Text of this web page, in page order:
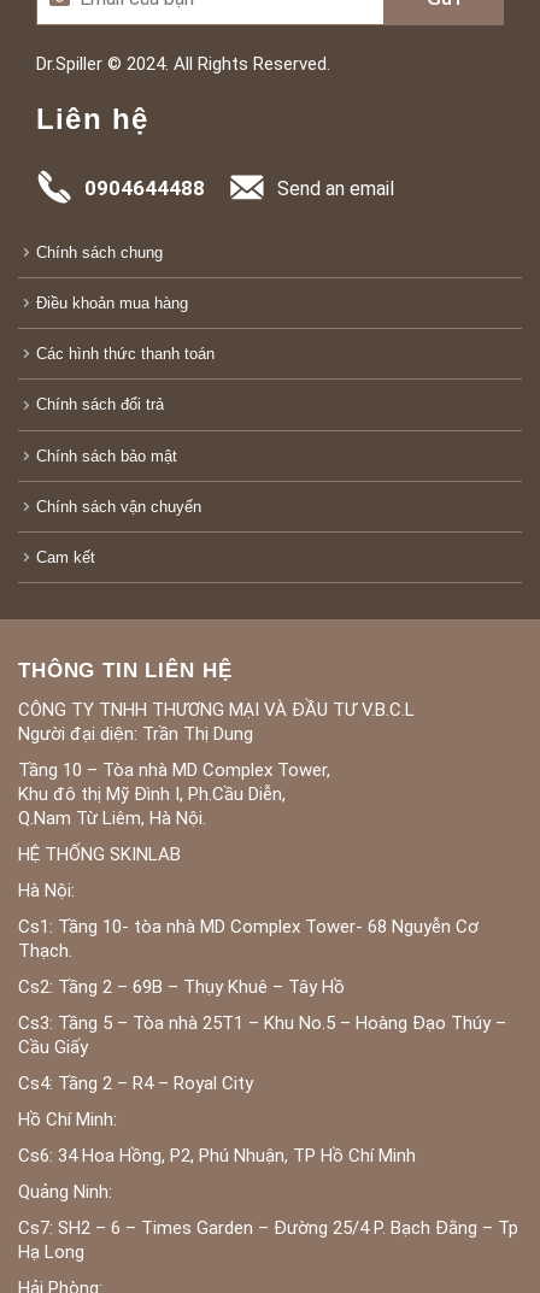
Dr.Spiller © 2024. All Rights Reserved.
Liên hệ
0904644488 Send an email
Chính sách chung
Điều khoản mua hàng
Các hình thức thanh toán
Chính sách đổi trả
Chính sách bảo mật
Chính sách vận chuyển
Cam kết
THÔNG TIN LIÊN HỆ
CÔNG TY TNHH THƯƠNG MẠI VÀ ĐẦU TƯ V.B.C.L
Người đại diện: Trần Thị Dung
Tầng 10 – Tòa nhà MD Complex Tower,
Khu đô thị Mỹ Đình I, Ph.Cầu Diễn,
Q.Nam Từ Liêm, Hà Nội.
HỆ THỐNG SKINLAB
Hà Nội:
Cs1: Tầng 10- tòa nhà MD Complex Tower- 68 Nguyễn Cơ
Thạch.
Cs2: Tầng 2 – 69B – Thụy Khuê – Tây Hồ
Cs3: Tầng 5 – Tòa nhà 25T1 – Khu No.5 – Hoàng Đạo Thúy –
Cầu Giấy
Cs4: Tầng 2 – R4 – Royal City
Hồ Chí Minh:
Cs6: 34 Hoa Hồng, P2, Phú Nhuận, TP Hồ Chí Minh
Quảng Ninh:
Cs7: SH2 – 6 – Times Garden – Đường 25/4 P. Bạch Đằng – Tp
Hạ Long
Hải Phòng: